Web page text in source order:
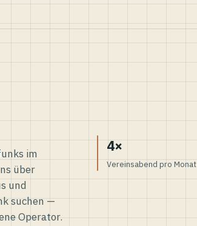
im
über
und
suchen —
Operator.
4×
Vereinsabend pro Monat